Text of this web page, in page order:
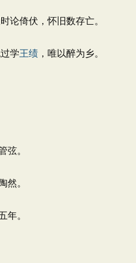
论倚伏，怀旧数存亡。
学王绩 ，唯以醉为乡。
弦。
然。
年。